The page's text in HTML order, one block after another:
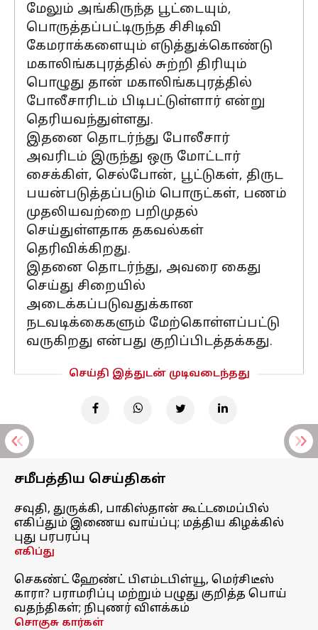
மேலும் அங்கிருந்த பூட்டையும்,
பொருத்தப்பட்டிருந்த சிசிடிவி
கேமராக்களையும் எடுத்துக்கொண்டு
மகாலிங்கபுரத்தில் சுற்றி திரியும்
பொழுது தான் மகாலிங்கபுரத்தில்
போலீசாரிடம் பிடிபட்டுள்ளார் என்று
தெரியவந்துள்ளது.
இதனை தொடர்ந்து போலீசார்
அவரிடம் இருந்து ஒரு மோட்டார்
சைக்கிள், செல்போன், பூட்டுகள், திருட
பயன்படுத்தப்படும் பொருட்கள், பணம்
முதலியவற்றை பறிமுதல்
செய்துள்ளதாக தகவல்கள்
தெரிவிக்கிறது.
இதனை தொடர்ந்து, அவரை கைது
செய்து சிறையில்
அடைக்கப்படுவதுக்கான
நடவடிக்கைகளும் மேற்கொள்ளப்பட்டு
வருகிறது என்பது குறிப்பிடத்தக்கது.
செய்தி இத்துடன் முடிவடைந்தது
சமீபத்திய செய்திகள்
சவுதி, துருக்கி, பாகிஸ்தான் கூட்டமைப்பில்
எகிப்தும் இணைய வாய்ப்பு; மத்திய கிழக்கில்
புது பரபரப்பு
எகிப்து
செகண்ட் ஹேண்ட் பிஎம்டபிள்யூ, மெர்சிடீஸ்
காரா? பராமரிப்பு மற்றும் பழுது குறித்த பொய்
வதந்திகள்; நிபுணர் விளக்கம்
சொகுசு கார்கள்